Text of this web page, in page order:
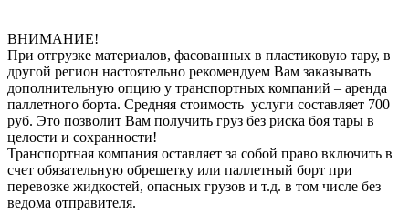
ВНИМАНИЕ!
При отгрузке материалов, фасованных в пластиковую тару, в
другой регион настоятельно рекомендуем Вам заказывать
дополнительную опцию у транспортных компаний – аренда
паллетного борта. Средняя стоимость услуги составляет 700
руб. Это позволит Вам получить груз без риска боя тары в
целости и сохранности!
Транспортная компания оставляет за собой право включить в
счет обязательную обрешетку или паллетный борт при
перевозке жидкостей, опасных грузов и т.д. в том числе без
ведома отправителя.